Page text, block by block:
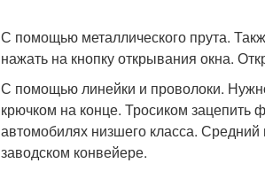
С помощью металлического прута.
нажать на кнопку открывания окна.
С помощью линейки и проволоки.
крючком на конце. Тросиком зацепить
автомобилях низшего класса.
заводском конвейере.